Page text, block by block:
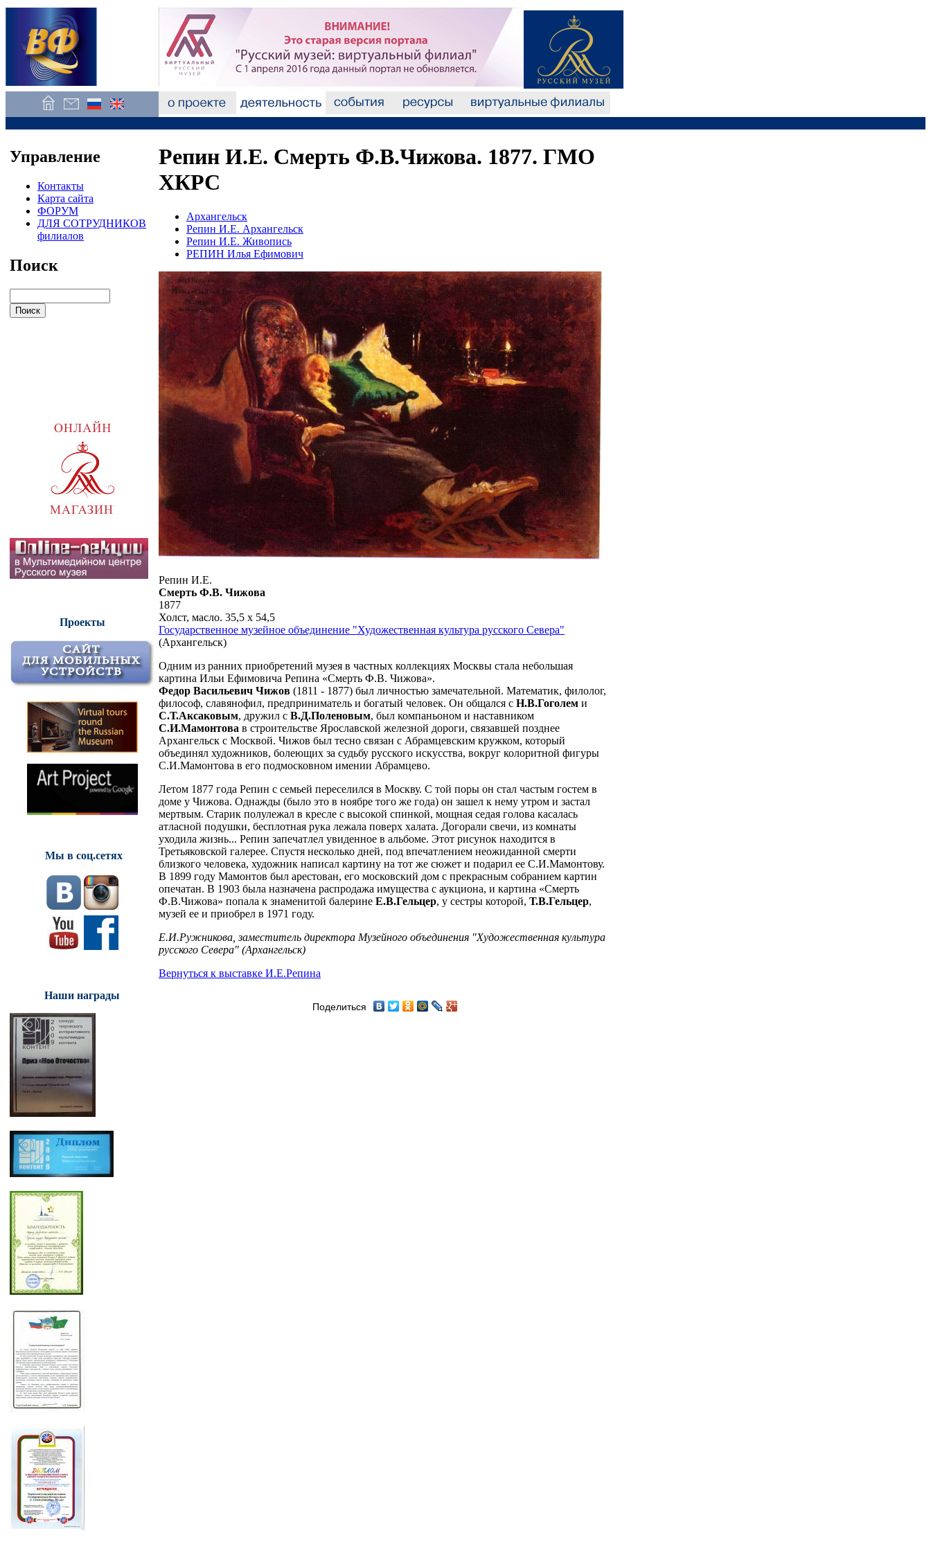
Управление
Контакты
Карта сайта
ФОРУМ
ДЛЯ СОТРУДНИКОВ
филиалов
Поиск
Проекты
Мы в соц.сетях
Наши награды
Репин И.Е. Смерть Ф.В.Чижова. 1877. ГМО
ХКРС
Архангельск
Репин И.Е. Архангельск
Репин И.Е. Живопись
РЕПИН Илья Ефимович
Репин И.Е.
Смерть Ф.В. Чижова
1877
Холст, масло. 35,5 х 54,5
Государственное музейное объединение "Художественная культура русского Севера"
(Архангельск)
Одним из ранних приобретений музея в частных коллекциях Москвы стала небольшая
картина Ильи Ефимовича Репина «Смерть Ф.В. Чижова».
Федор Васильевич Чижов (1811 - 1877) был личностью замечательной. Математик, филолог,
философ, славянофил, предприниматель и богатый человек. Он общался с Н.В.Гоголем и
С.Т.Аксаковым, дружил с В.Д.Поленовым, был компаньоном и наставником
С.И.Мамонтова в строительстве Ярославской железной дороги, связавшей позднее
Архангельск с Москвой. Чижов был тесно связан с Абрамцевским кружком, который
объединял художников, болеющих за судьбу русского искусства, вокруг колоритной фигуры
С.И.Мамонтова в его подмосковном имении Абрамцево.
Летом 1877 года Репин с семьей переселился в Москву. С той поры он стал частым гостем в
доме у Чижова. Однажды (было это в ноябре того же года) он зашел к нему утром и застал
мертвым. Старик полулежал в кресле с высокой спинкой, мощная седая голова касалась
атласной подушки, бесплотная рука лежала поверх халата. Догорали свечи, из комнаты
уходила жизнь... Репин запечатлел увиденное в альбоме. Этот рисунок находится в
Третьяковской галерее. Спустя несколько дней, под впечатлением неожиданной смерти
близкого человека, художник написал картину на тот же сюжет и подарил ее С.И.Мамонтову.
В 1899 году Мамонтов был арестован, его московский дом с прекрасным собранием картин
опечатан. В 1903 была назначена распродажа имущества с аукциона, и картина «Смерть
Ф.В.Чижова» попала к знаменитой балерине Е.В.Гельцер, у сестры которой, Т.В.Гельцер,
музей ее и приобрел в 1971 году.
Е.И.Ружникова, заместитель директора Музейного объединения "Художественная культура
русского Севера" (Архангельск)
Вернуться к выставке И.Е.Репина
Поделиться